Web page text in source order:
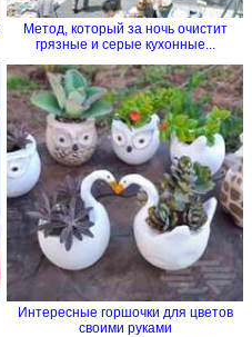
Метод, который за ночь очистит
грязные и серые кухонные...
Интересные горшочки для цветов
своими руками